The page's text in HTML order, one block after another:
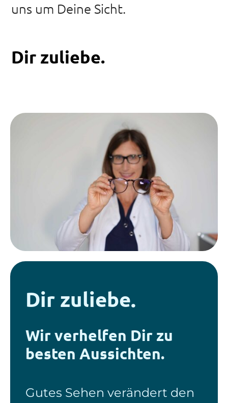
uns um Deine Sicht.
Dir zuliebe.
Dir zuliebe.
Wir verhelfen Dir zu
besten Aussichten.
Gutes Sehen verändert den